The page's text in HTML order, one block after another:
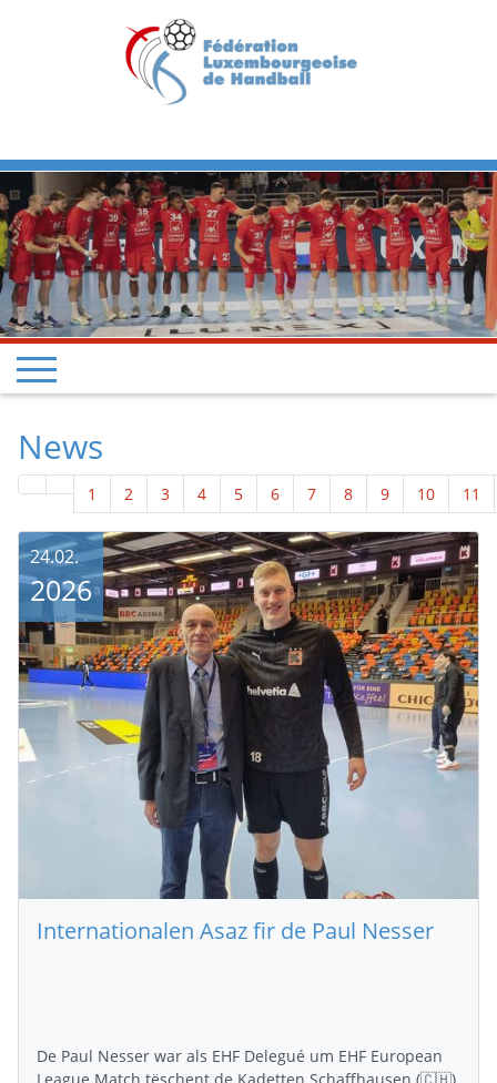
Previous Next
News
1 2 3 4 5 6 7 8 9 10 11
Internationalen Asaz fir de Paul Nesser
De Paul Nesser war als EHF Delegué um EHF European
24.02.
2026